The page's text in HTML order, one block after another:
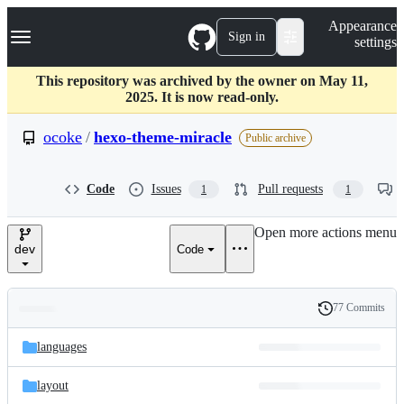
k
p
c
Navigation Menu Sign in
Appearance
settings
This repository was archived by the owner on May 11,
2025. It is now read-only.
ocoke / hexo-theme-miracle Public archive
Code Issues 1 Pull requests 1
dev Code
Open more actions menu
and
files
Latest
commit
History
77 Commits
languages
layout